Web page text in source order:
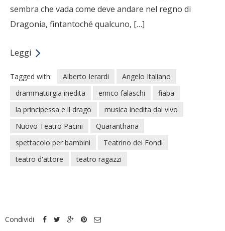
sembra che vada come deve andare nel regno di
Dragonia, fintantoché qualcuno, […]
Leggi
Tagged with: Alberto Ierardi
Angelo Italiano
drammaturgia inedita
enrico falaschi
fiaba
la principessa e il drago
musica inedita dal vivo
Nuovo Teatro Pacini
Quaranthana
spettacolo per bambini
Teatrino dei Fondi
teatro d'attore
teatro ragazzi
Condividi